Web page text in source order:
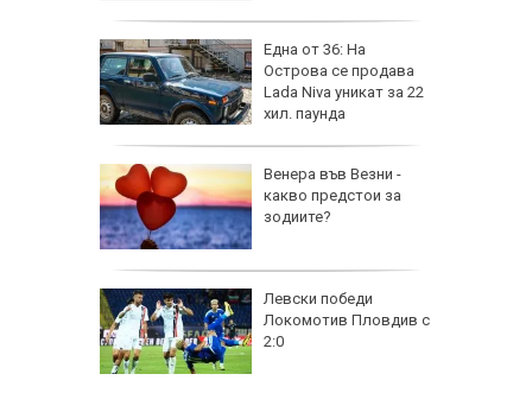
Една от 36: На
Острова се продава
Lada Niva уникат за 22
хил. паунда
Венера във Везни -
какво предстои за
зодиите?
Левски победи
Локомотив Пловдив с
2:0